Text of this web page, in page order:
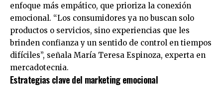
enfoque más empático, que prioriza la conexión
emocional. “Los consumidores ya no buscan solo
productos o servicios, sino experiencias que les
brinden confianza y un sentido de control en tiempos
difíciles”, señala María Teresa Espinoza, experta en
mercadotecnia.
Estrategias clave del marketing emocional